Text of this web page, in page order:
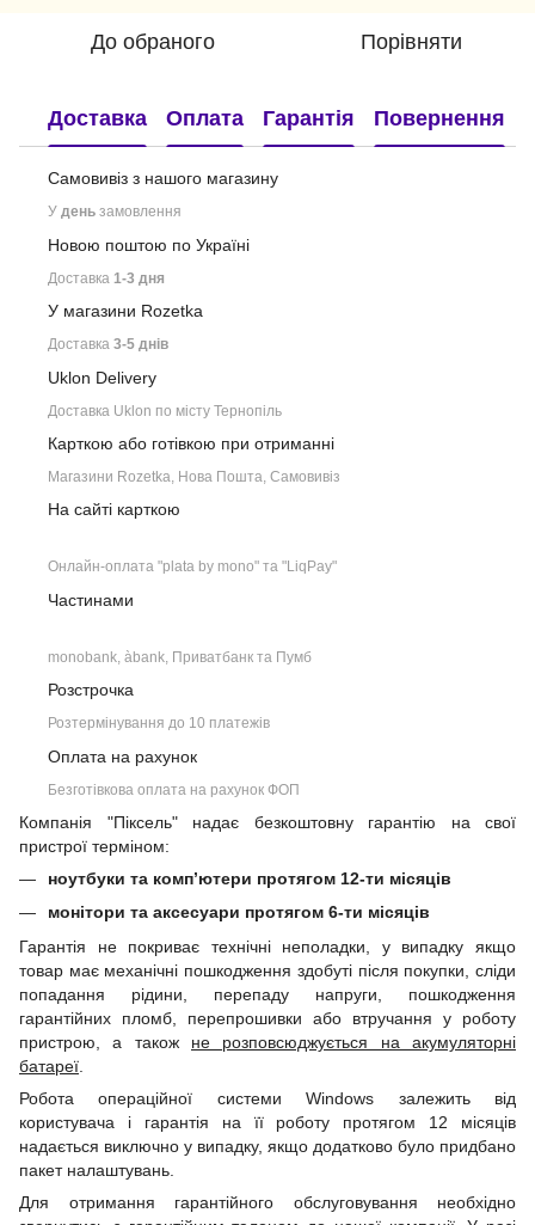
До обраного Порівняти
Доставка Оплата Гарантія Повернення
Самовивіз з нашого магазину
У день замовлення
Новою поштою по Україні
Доставка 1-3 дня
У магазини Rozetka
Доставка 3-5 днів
Uklon Delivery
Доставка Uklon по місту Тернопіль
Карткою або готівкою при отриманні
Магазини Rozetka, Нова Пошта, Самовивіз
На сайті карткою
Онлайн-оплата "plata by mono" та "LiqPay"
Частинами
monobank, àbank, Приватбанк та Пумб
Розстрочка
Розтермінування до 10 платежів
Оплата на рахунок
Безготівкова оплата на рахунок ФОП
Компанія "Піксель" надає безкоштовну гарантію на свої
пристрої терміном:
ноутбуки та комп’ютери протягом 12-ти місяців
монітори та аксесуари протягом 6-ти місяців
Гарантія не покриває технічні неполадки, у випадку якщо
товар має механічні пошкодження здобуті після покупки, сліди
попадання рідини, перепаду напруги, пошкодження
гарантійних пломб, перепрошивки або втручання у роботу
пристрою, а також не розповсюджується на акумуляторні
батареї
Робота операційної системи Windows залежить від
користувача і гарантія на її роботу протягом 12 місяців
надається виключно у випадку, якщо додатково було придбано
пакет налаштувань.
Для отримання гарантійного обслуговування необхідно